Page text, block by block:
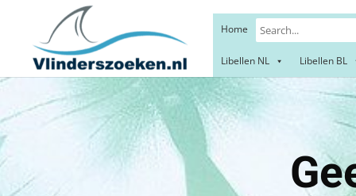
Home
Libellen NL Libellen BL